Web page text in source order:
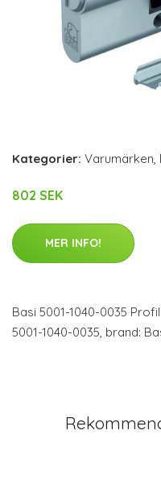
Kategorier: Varumärken
802 SEK
MER INFO!
Basi 5001-1040-0035
5001-1040-0035, brand: